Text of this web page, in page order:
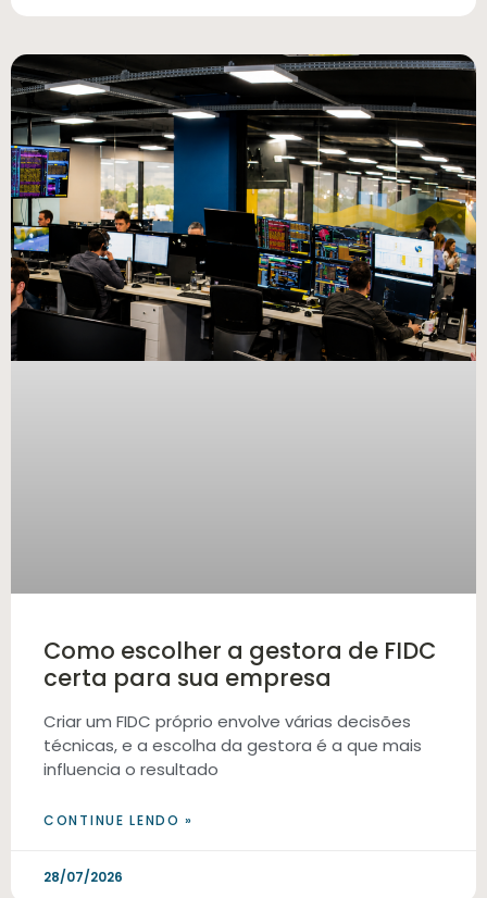
Como escolher a gestora de FIDC
certa para sua empresa
Criar um FIDC próprio envolve várias decisões
técnicas, e a escolha da gestora é a que mais
influencia o resultado
CONTINUE LENDO »
28/07/2026